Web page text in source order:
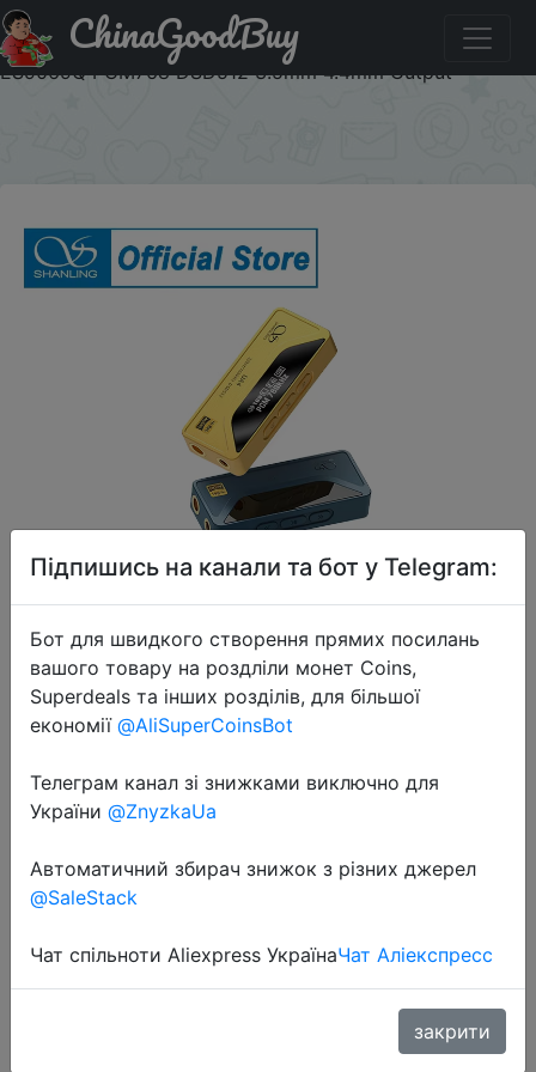
Код на знижку 4TN2Y8C SHANLING UA4 HIFI Portable
USB DAC AMP MQA Headphone Amplifier Hi-Res Audio
ES9069Q PCM768 DSD512 3.5mm 4.4mm Output
ChinaGoodBuy
2025-09-17
SHANLING UA4 HIFI Portable USB
DAC AMP MQA Headphone
Amplifier Hi-Res Audio ES9069Q
Output
$63.5
Підпишись на канали та бот у Telegram:
Бот для швидкого створення прямих посилань
вашого товару на роздліли монет Coins,
Superdeals та інших розділів, для більшої
економії @AliSuperCoinsBot
Телеграм канал зі знижками виключно для
України @ZnyzkaUa
Автоматичний збирач знижок з різних джерел
@SaleStack
Чат спільноти Aliexpress УкраїнаЧат Аліекспресс
закрити